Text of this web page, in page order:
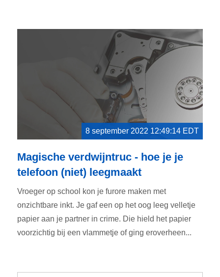
8 september 2022 12:49:14 EDT
Magische verdwijntruc - hoe je je
telefoon (niet) leegmaakt
Vroeger op school kon je furore maken met
onzichtbare inkt. Je gaf een op het oog leeg velletje
papier aan je partner in crime. Die hield het papier
voorzichtig bij een vlammetje of ging eroverheen...